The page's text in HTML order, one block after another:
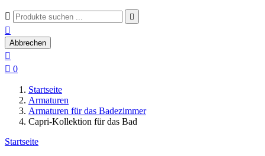
 

Abbrechen

 0
Startseite
Armaturen
Armaturen für das Badezimmer
Capri-Kollektion für das Bad
Startseite